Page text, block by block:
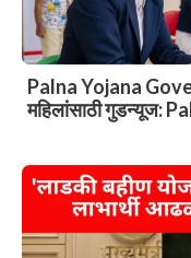
Palna Yojana
महिलांसाठी गुडन्यूज: